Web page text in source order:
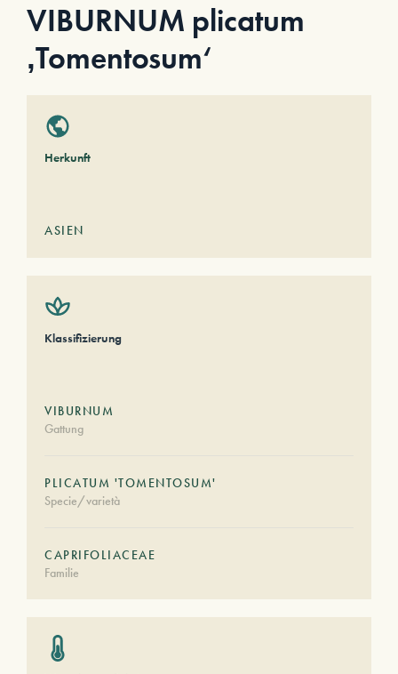
VIBURNUM plicatum
‚Tomentosum‘
Herkunft
ASIEN
Klassifizierung
VIBURNUM
Gattung
PLICATUM 'TOMENTOSUM'
Specie/varietà
CAPRIFOLIACEAE
Familie